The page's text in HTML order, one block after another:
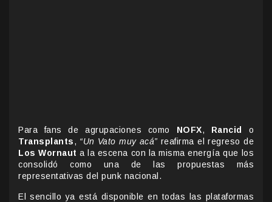
Para fans de agrupaciones como NOFX, Rancid
o
Transplants, “Un Vato muy acá” reafirma el regreso de
Los Wornaut a la escena con la misma energía que los
consolidó como una de las propuestas más
representativas del punk nacional.
El sencillo ya está disponible en todas las plataformas